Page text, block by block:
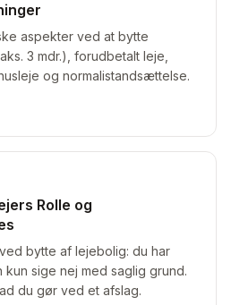
aspekter ved at bytte
3 mdr.), forudbetalt leje,
og normalistandsættelse.
Rolle og
bytte af lejebolig: du har
sige nej med saglig grund.
du gør ved et afslag.